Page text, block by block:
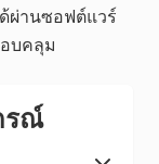
ผ่านซอฟต์แวร์
บคลุม
รณ์